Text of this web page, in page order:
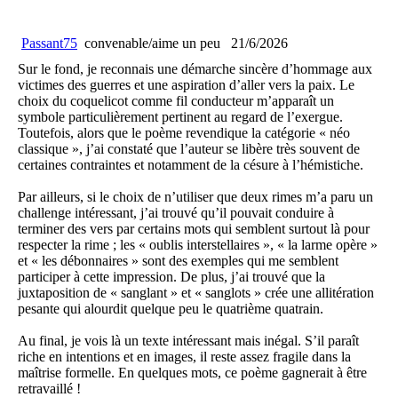
Passant75 convenable/aime un peu
21/6/2026
Sur le fond, je reconnais une démarche sincère d’hommage aux
victimes des guerres et une aspiration d’aller vers la paix. Le
choix du coquelicot comme fil conducteur m’apparaît un
symbole particulièrement pertinent au regard de l’exergue.
Toutefois, alors que le poème revendique la catégorie « néo
classique », j’ai constaté que l’auteur se libère très souvent de
certaines contraintes et notamment de la césure à l’hémistiche.
Par ailleurs, si le choix de n’utiliser que deux rimes m’a paru un
challenge intéressant, j’ai trouvé qu’il pouvait conduire à
terminer des vers par certains mots qui semblent surtout là pour
respecter la rime ; les « oublis interstellaires », « la larme opère »
et « les débonnaires » sont des exemples qui me semblent
participer à cette impression. De plus, j’ai trouvé que la
juxtaposition de « sanglant » et « sanglots » crée une allitération
pesante qui alourdit quelque peu le quatrième quatrain.
Au final, je vois là un texte intéressant mais inégal. S’il paraît
riche en intentions et en images, il reste assez fragile dans la
maîtrise formelle. En quelques mots, ce poème gagnerait à être
retravaillé !